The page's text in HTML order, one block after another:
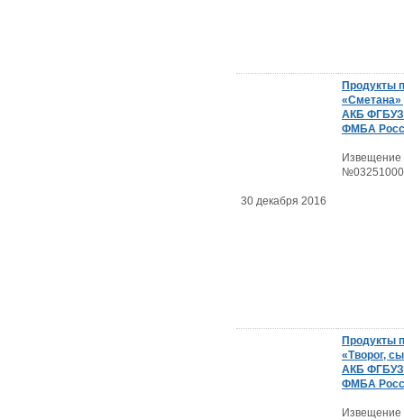
30 декабря 2016
Продукты
АКБ
ФМБА
Извещение
Продукты
«Творог,
АКБ
ФМБА
Извещение